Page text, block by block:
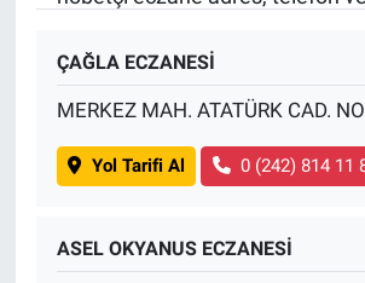
ÇAĞLA ECZANESİ
MERKEZ MAH. ATATÜRK CAD.
Yol Tarifi Al 0 (242) 814 11
ASEL OKYANUS ECZANESİ